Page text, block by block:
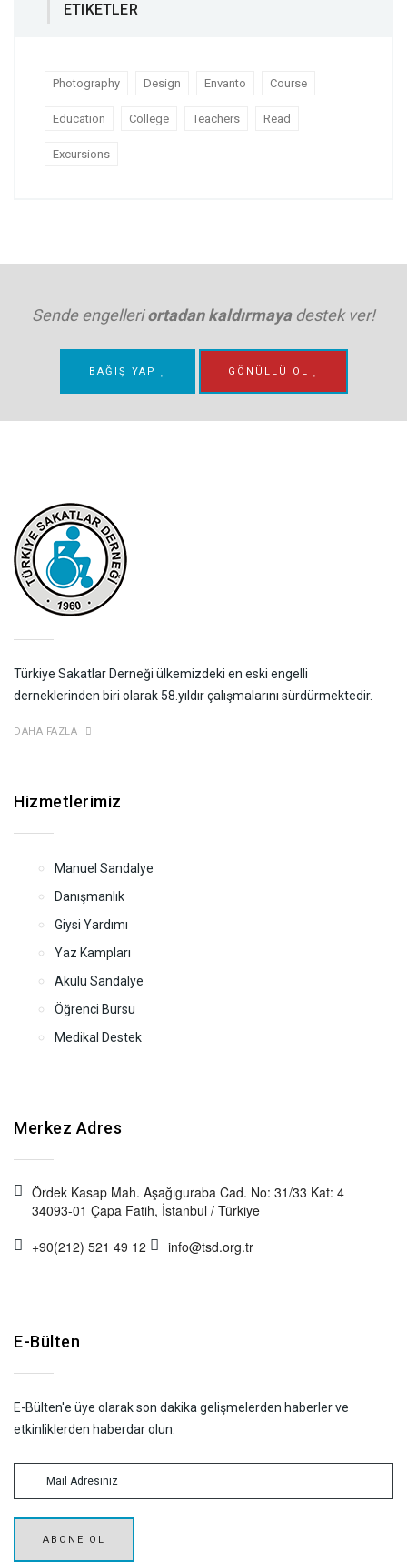
ETIKETLER
Photography Design Envanto Course
Education College Teachers Read
Excursions
Sende engelleriortadan kaldırmayadestek ver!
BAĞIŞ YAP GÖNÜLLÜ OL
Türkiye Sakatlar Derneği ülkemizdeki en eski engelli
derneklerinden biri olarak 58.yıldır çalışmalarını sürdürmektedir.
DAHA FAZLA
Hizmetlerimiz
Manuel Sandalye
Danışmanlık
Giysi Yardımı
Yaz Kampları
Akülü Sandalye
Öğrenci Bursu
Medikal Destek
Merkez Adres
Ördek Kasap Mah. Aşağıguraba Cad. No: 31/33 Kat: 4
34093-01 Çapa Fatih, İstanbul / Türkiye
+90(212) 521 49 12
info@tsd.org.tr
E-Bülten
E-Bülten'e üye olarak son dakika gelişmelerden haberler ve
etkinliklerden haberdar olun.
ABONE OL